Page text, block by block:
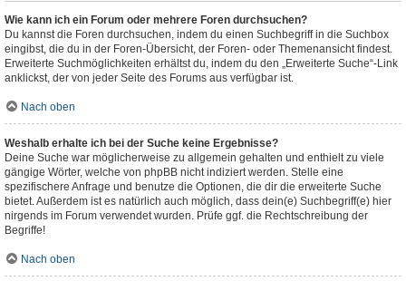
Wie kann ich ein Forum oder mehrere Foren durchsuchen?
Du kannst die Foren durchsuchen, indem du einen Suchbegriff in die Suchbox
eingibst, die du in der Foren-Übersicht, der Foren- oder Themenansicht findest.
Erweiterte Suchmöglichkeiten erhältst du, indem du den „Erweiterte Suche“-Link
anklickst, der von jeder Seite des Forums aus verfügbar ist.
Nach oben
Weshalb erhalte ich bei der Suche keine Ergebnisse?
Deine Suche war möglicherweise zu allgemein gehalten und enthielt zu viele
gängige Wörter, welche von phpBB nicht indiziert werden. Stelle eine
spezifischere Anfrage und benutze die Optionen, die dir die erweiterte Suche
bietet. Außerdem ist es natürlich auch möglich, dass dein(e) Suchbegriff(e) hier
nirgends im Forum verwendet wurden. Prüfe ggf. die Rechtschreibung der
Begriffe!
Nach oben